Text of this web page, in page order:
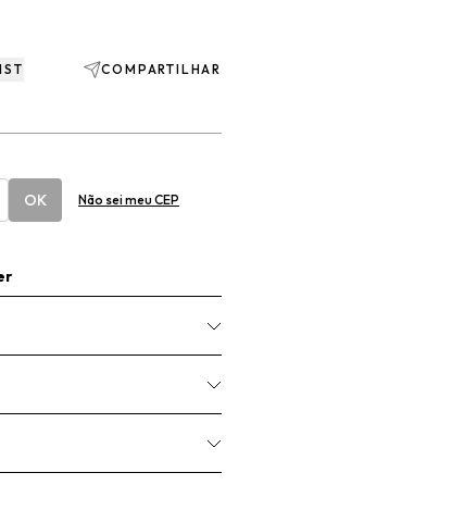
COMPARTILHAR
OK
Não sei meu CEP